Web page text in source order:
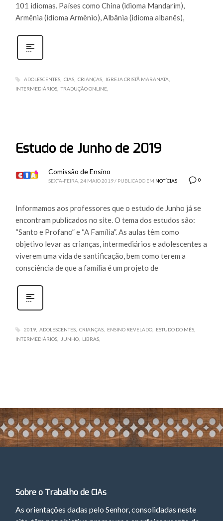
101 idiomas. Países como China (idioma Mandarim),
Armênia (idioma Armênio), Albânia (idioma albanês),
ADOLESCENTES CIAS CRIANÇAS
IGREJA CRISTÃ MARANATA
INTERMEDIÁRIOS TRADUÇÃO ONLINE
Estudo de Junho de 2019
0
Comissão de Ensino
SEXTA-FEIRA, 24 MAIO 2019 / PUBLICADO EM NOTÍCIAS
Informamos aos professores que o estudo de Junho já se
encontram publicados no site. O tema dos estudos são:
“Santo e Profano” e “A Família”. As aulas têm como
objetivo levar as crianças, intermediários e adolescentes a
viverem uma vida de santificação, bem como terem a
consciência de que a família é um projeto de
2019 ADOLESCENTES CRIANÇAS ENSINO REVELADO
ESTUDO DO MÊS
INTERMEDIÁRIOS
JUNHO LIBRAS
Sobre o Trabalho de CIAs
As orientações dadas pelo Senhor, consolidadas neste